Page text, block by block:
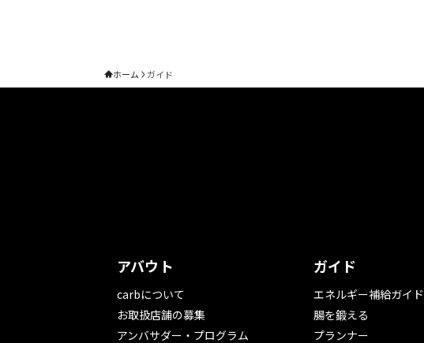
ホーム ガイド
アバウト
carbについて
お取扱店舗の募集
アンバサダー・プログラム
ガイド
エネルギー補給ガイド
腸を鍛える
プランナー